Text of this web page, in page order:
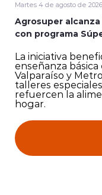
Martes 4 de agosto de 2026
Agrosuper
con programa
La iniciativa
enseñanza
Valparaíso y
talleres
refuercen la
hogar.